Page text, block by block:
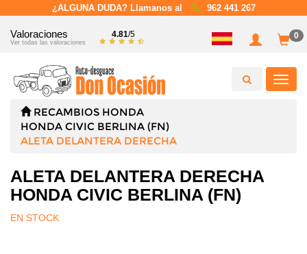
¿ALGUNA DUDA? Llamanos al 962 441 267
Valoraciones
Ver todas las valoraciones
4.81/5 0
RECAMBIOS HONDA
HONDA CIVIC BERLINA (FN)
ALETA DELANTERA DERECHA
ALETA DELANTERA DERECHA
HONDA CIVIC BERLINA (FN)
EN STOCK